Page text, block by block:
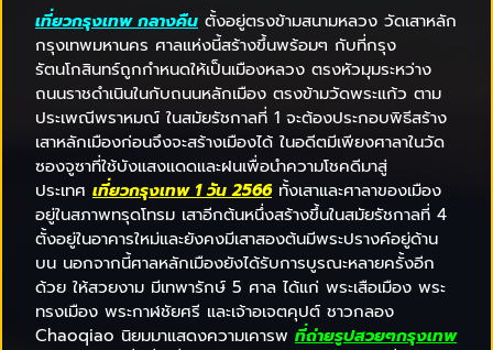
เที่ยวกรุงเทพ กลางคืน ตั้งอยู่ตรงข้ามสนามหลวง วัดเสาหลัก
กรุงเทพมหานคร ศาลแห่งนี้สร้างขึ้นพร้อมๆ กับที่กรุง
รัตนโกสินทร์ถูกกำหนดให้เป็นเมืองหลวง ตรงหัวมุมระหว่าง
ถนนราชดำเนินในกับถนนหลักเมือง ตรงข้ามวัดพระแก้ว ตาม
ประเพณีพราหมณ์ ในสมัยรัชกาลที่ 1 จะต้องประกอบพิธีสร้าง
เสาหลักเมืองก่อนจึงจะสร้างเมืองได้ ในอดีตมีเพียงศาลาในวัด
ซองจูซาที่ใช้บังแสงแดดและฝนเพื่อนำความโชคดีมาสู่
ประเทศ เที่ยวกรุงเทพ 1 วัน 2566 ทั้งเสาและศาลาของเมือง
อยู่ในสภาพทรุดโทรม เสาอีกต้นหนึ่งสร้างขึ้นในสมัยรัชกาลที่ 4
ตั้งอยู่ในอาคารใหม่และยังคงมีเสาสองต้นมีพระปรางค์อยู่ด้าน
บน นอกจากนี้ศาลหลักเมืองยังได้รับการบูรณะหลายครั้งอีก
ด้วย ให้สวยงาม มีเทพารักษ์ 5 ศาล ได้แก่ พระเสือเมือง พระ
ทรงเมือง พระกาฬชัยศรี และเจ้าอเจตคุปต์ ชาวกลอง
Chaoqiao นิยมมาแสดงความเคารพ ที่ถ่ายรูปสวยๆกรุงเทพ